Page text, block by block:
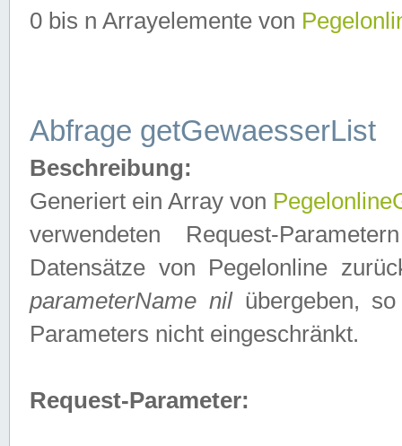
0 bis n Arrayelemente von
Abfrage getGewaesserList
Beschreibung:
Generiert ein Array von
verwendeten Request-
Datensätze von Pegelonline
parameterName nilübergeben, so
Parameters nicht eingeschränkt.
Request-Parameter: